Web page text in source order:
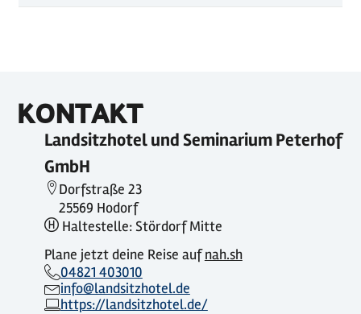
KONTAKT
Landsitzhotel und Seminarium Peterhof
GmbH
Dorfstraße 23
25569 Hodorf
Haltestelle: Stördorf Mitte
Plane jetzt deine Reise aufnah.sh
04821 403010
info@landsitzhotel.de
https://landsitzhotel.de/